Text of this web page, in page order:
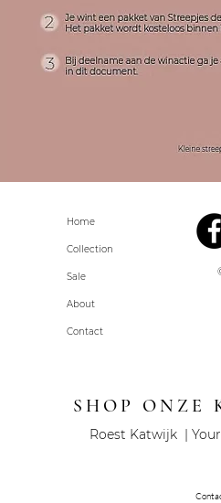
Home
Collection
Sale
About
Contact
SHOP ONZE
Roest Katwijk |